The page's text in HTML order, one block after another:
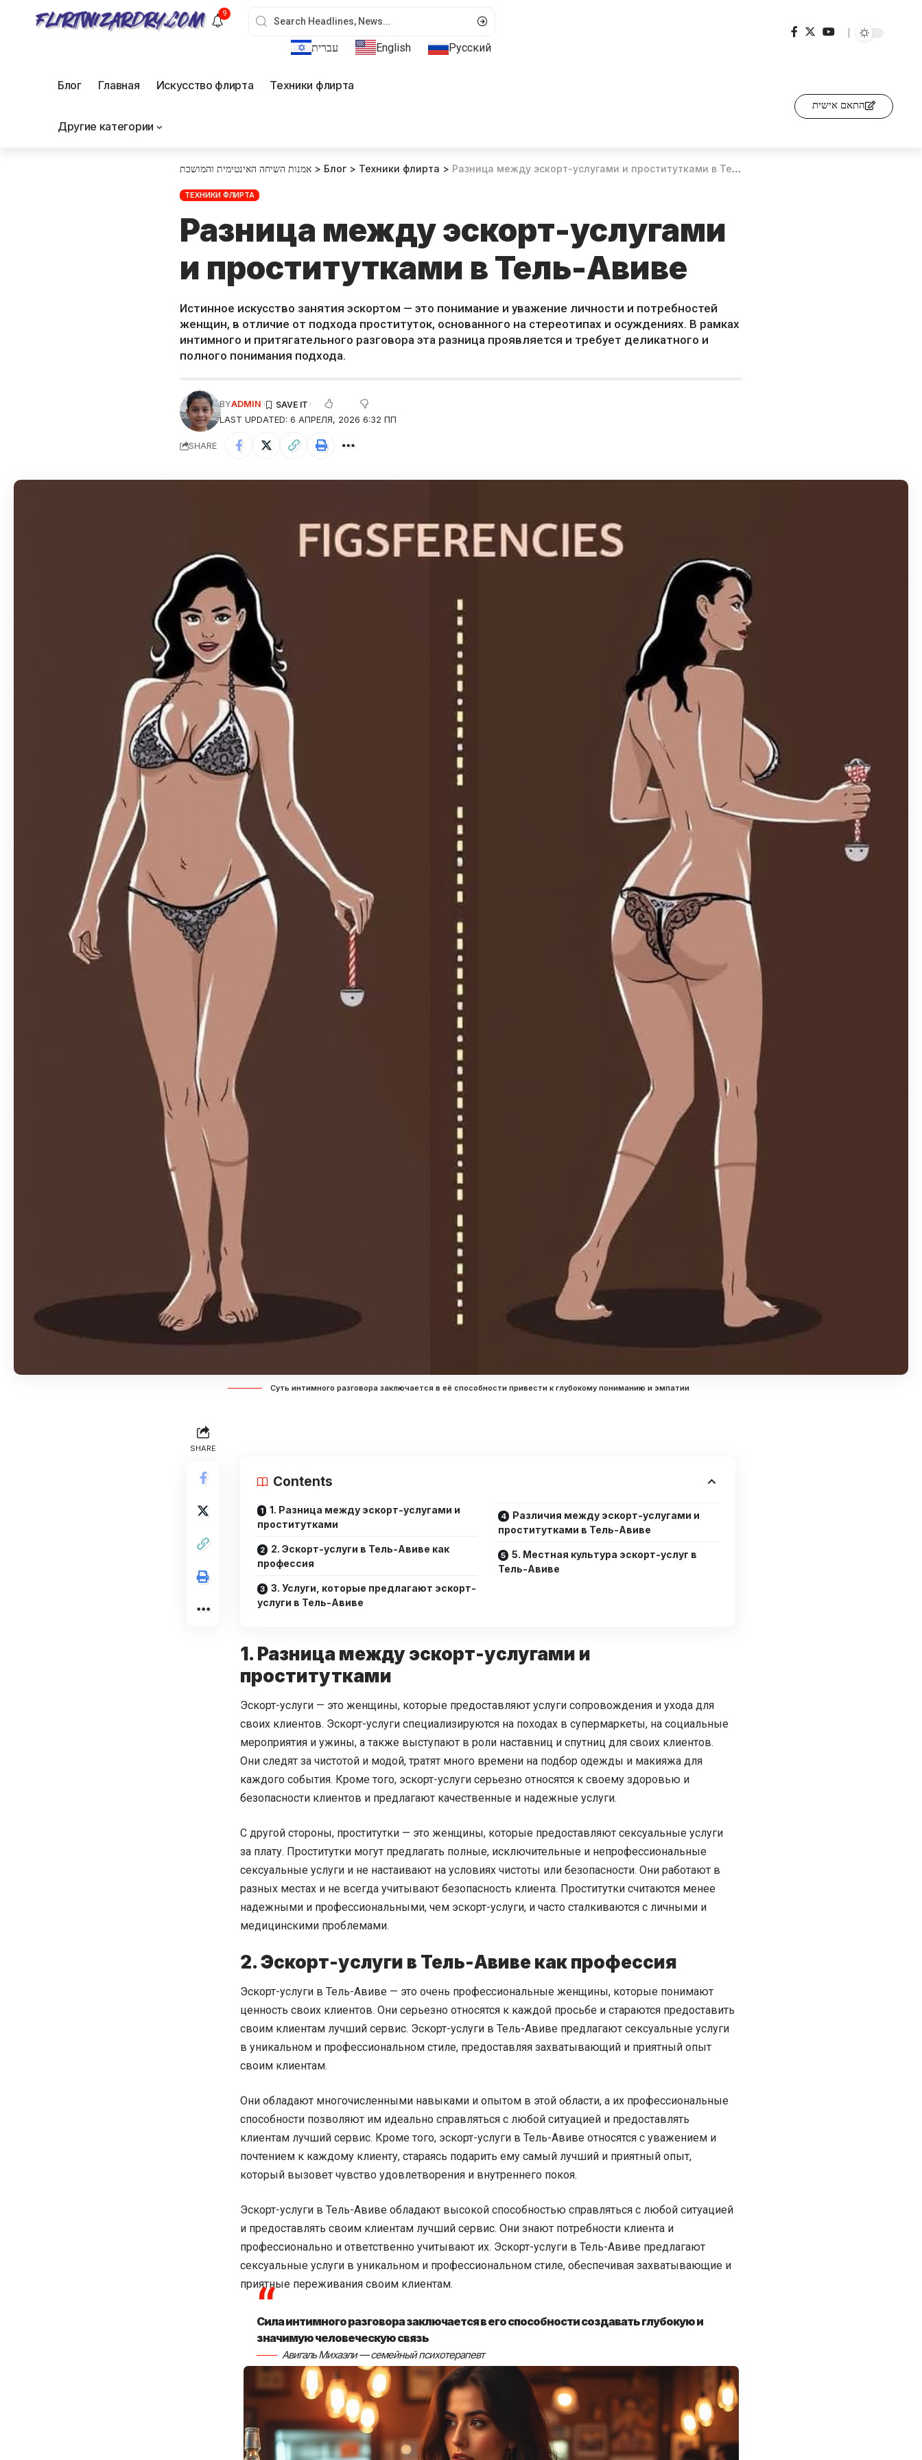
9
עברית English Русский
Блог Главная Искусство флирта Техники флирта
Другие категории
התאם אישית
אמנות השיחה האינטימית והמושכת > Блог > Техники флирта > Разница между эскорт-услугами и проститутками в Тель-Авиве
ТЕХНИКИ ФЛИРТА
Разница между эскорт-услугами
и проститутками в Тель-Авиве
Истинное искусство занятия эскортом — это понимание и уважение личности и потребностей
женщин, в отличие от подхода проституток, основанного на стереотипах и осуждениях. В рамках
интимного и притягательного разговора эта разница проявляется и требует деликатного и
полного понимания подхода.
LAST UPDATED: 6 АПРЕЛЯ, 2026 6:32 ПП
BYADMIN
SHARE
Суть интимного разговора заключается в её способности привести к глубокому пониманию и эмпатии
SHARE
Contents
1. Разница между эскорт-услугами и
проститутками
2. Эскорт-услуги в Тель-Авиве как
профессия
3. Услуги, которые предлагают эскорт-
услуги в Тель-Авиве
Различия между эскорт-услугами и
проститутками в Тель-Авиве
5. Местная культура эскорт-услуг в
Тель-Авиве
1. Разница между эскорт-услугами и
проститутками
Эскорт-услуги — это женщины, которые предоставляют услуги сопровождения и ухода для
своих клиентов. Эскорт-услуги специализируются на походах в супермаркеты, на социальные
мероприятия и ужины, а также выступают в роли наставниц и спутниц для своих клиентов.
Они следят за чистотой и модой, тратят много времени на подбор одежды и макияжа для
каждого события. Кроме того, эскорт-услуги серьезно относятся к своему здоровью и
безопасности клиентов и предлагают качественные и надежные услуги.
С другой стороны, проститутки — это женщины, которые предоставляют сексуальные услуги
за плату. Проститутки могут предлагать полные, исключительные и непрофессиональные
сексуальные услуги и не настаивают на условиях чистоты или безопасности. Они работают в
разных местах и не всегда учитывают безопасность клиента. Проститутки считаются менее
надежными и профессиональными, чем эскорт-услуги, и часто сталкиваются с личными и
медицинскими проблемами.
2. Эскорт-услуги в Тель-Авиве как профессия
Эскорт-услуги в Тель-Авиве — это очень профессиональные женщины, которые понимают
ценность своих клиентов. Они серьезно относятся к каждой просьбе и стараются предоставить
своим клиентам лучший сервис. Эскорт-услуги в Тель-Авиве предлагают сексуальные услуги
в уникальном и профессиональном стиле, предоставляя захватывающий и приятный опыт
своим клиентам.
Они обладают многочисленными навыками и опытом в этой области, а их профессиональные
способности позволяют им идеально справляться с любой ситуацией и предоставлять
клиентам лучший сервис. Кроме того, эскорт-услуги в Тель-Авиве относятся с уважением и
почтением к каждому клиенту, стараясь подарить ему самый лучший и приятный опыт,
который вызовет чувство удовлетворения и внутреннего покоя.
Эскорт-услуги в Тель-Авиве обладают высокой способностью справляться с любой ситуацией
и предоставлять своим клиентам лучший сервис. Они знают потребности клиента и
профессионально и ответственно учитывают их. Эскорт-услуги в Тель-Авиве предлагают
сексуальные услуги в уникальном и профессиональном стиле, обеспечивая захватывающие и
приятные переживания своим клиентам.
Сила интимного разговора заключается в его способности создавать глубокую и
значимую человеческую связь
Авигаль Михаэли — семейный психотерапевт